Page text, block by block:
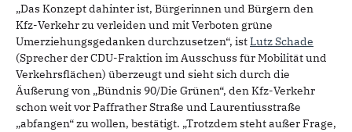
„Das Konzept dahinter ist, Bürgerinnen und Bürgern den
Kfz-Verkehr zu verleiden und mit Verboten grüne
Umerziehungsgedanken durchzusetzen“, istLutz Schade
(Sprecher der CDU-Fraktion im Ausschuss für Mobilität und
Verkehrsflächen) überzeugt und sieht sich durch die
Äußerung von „Bündnis 90/Die Grünen“, den Kfz-Verkehr
schon weit vor Paffrather Straße und Laurentiusstraße
„abfangen“ zu wollen, bestätigt. „Trotzdem steht außer Frage,